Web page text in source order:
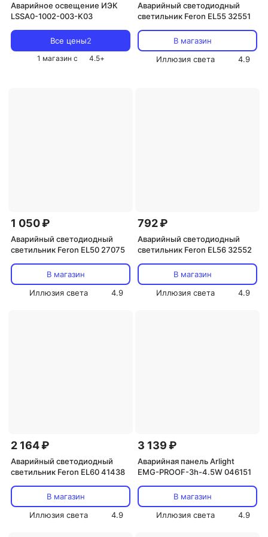
Аварийное освещение ИЭК
LSSA0-1002-003-K03
Все цены2
1 магазин с 4.5+
Аварийный светодиодный
светильник Feron EL55 32551
В магазин
Иллюзия света
4.9
1 050 ₽
Аварийный светодиодный
светильник Feron EL50 27075
В магазин
Иллюзия света
4.9
792 ₽
Аварийный светодиодный
светильник Feron EL56 32552
В магазин
Иллюзия света
4.9
2 164 ₽
Аварийный светодиодный
светильник Feron EL60 41438
В магазин
Иллюзия света
4.9
3 139 ₽
Аварийная панель Arlight
EMG-PROOF-3h-4.5W 046151
В магазин
Иллюзия света
4.9